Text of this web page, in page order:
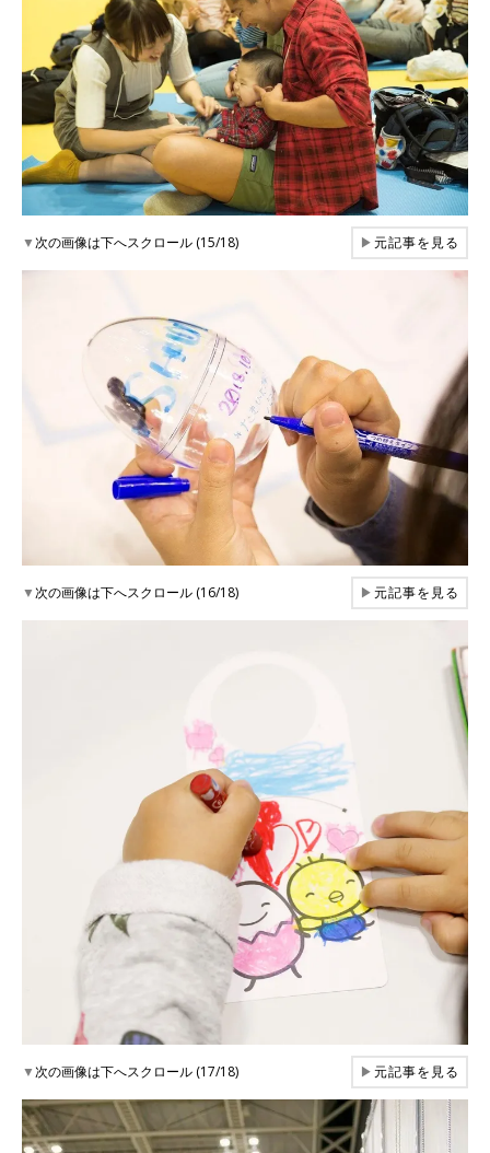
▼次の画像は下へスクロール (15/18) ▶元記事を見る
▼次の画像は下へスクロール (16/18) ▶元記事を見る
▼次の画像は下へスクロール (17/18) ▶元記事を見る